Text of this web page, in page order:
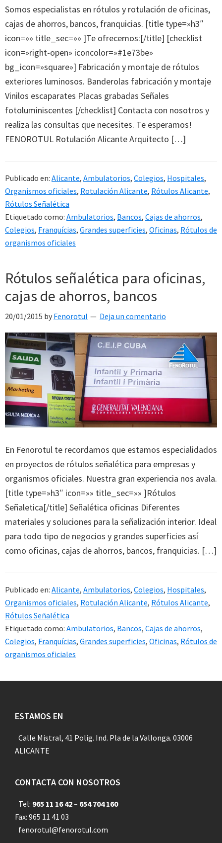
Somos especialistas en rótulos y rotulación de oficinas,
cajas de ahorros, bancos, franquicias. [title type=»h3″
icon=»» title_sec=»» ]Te ofrecemos:[/title] [checklist
icon=»right-open» iconcolor=»#1e73be»
bg_icon=»square»] Fabricación y montaje de rótulos
exteriores luminosos. Banderolas fabricación y montaje
Vinilos escaparates Placas grabadas Señales
fotoluminiscentes [/checklist] Contacta con nosotros y
realiza las consultas que necesites. Te esperamos!
FENOROTUL Rotulación Alicante Arquitecto […]
Publicado en: Alicante, Ambulatorios, Colegios, Hospitales,
Organismos oficiales, Rotulación Alicante, Rótulos Alicante,
Rótulos Señalética
Etiquetado como: Ambulatorios, Bancos, Cajas de ahorros,
Colegios, Franquícias, Grandes superficies, Oficinas, Rótulos de
organismos oficiales
Rótulos señalética para oficinas,
cajas de ahorros, bancos
20/01/2015 by Fenorotul Deja un comentario
En Fenorotul te recordamos que estamos especialidados
en proyectos de rótulos señalética para empresas y
organismos oficiales. Nuestra gran experiencia nos avala.
[title type=»h3″ icon=»» title_sec=»» ]Rótulos
Señaletica[/title] Señalética oficinas Diferentes
materiales y soluciones para la señalización interior. Ideal
para todo tipo de negocios y grandes superficies así
como oficinas, cajas de ahorros, bancos, franquicias. […]
Publicado en: Alicante, Ambulatorios, Colegios, Hospitales,
Organismos oficiales, Rotulación Alicante, Rótulos Alicante,
Rótulos Señalética
Etiquetado como: Ambulatorios, Bancos, Cajas de ahorros,
Colegios, Franquícias, Grandes superficies, Oficinas, Rótulos de
organismos oficiales
Footer
ESTAMOS EN
Calle Mistral, 41 Polig. Ind. Pla de la Vallonga. 03006
ALICANTE
CONTACTA CON NOSOTROS
Tel: 965 11 16 42 – 654 704 160
Fax: 965 11 41 03
fenorotul@fenorotul.com